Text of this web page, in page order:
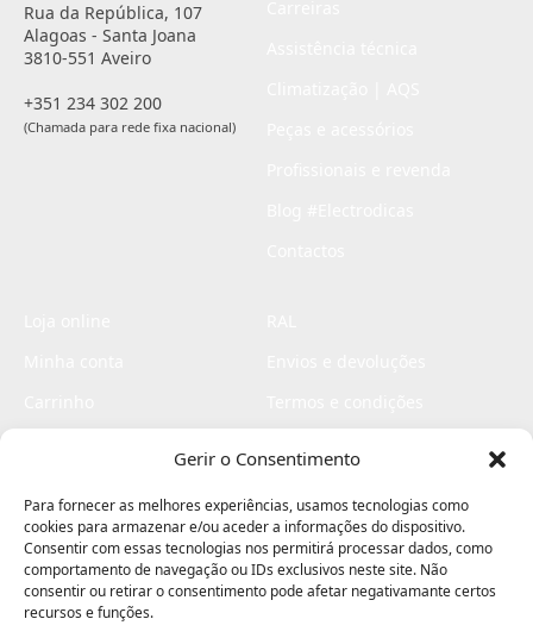
Gerir o Consentimento
Para fornecer as melhores experiências, usamos tecnologias como
cookies para armazenar e/ou aceder a informações do dispositivo.
Consentir com essas tecnologias nos permitirá processar dados, como
comportamento de navegação ou IDs exclusivos neste site. Não
consentir ou retirar o consentimento pode afetar negativamante certos
recursos e funções.
Rua da República, 107
Alagoas - Santa Joana
3810-551 Aveiro
+351 234 302 200
(Chamada para rede fixa nacional)
Livro de elogios